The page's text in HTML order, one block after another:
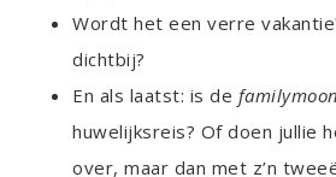
Wordt het een verre
dichtbij?
En als laatst: is de familymoon
huwelijksreis? Of doen jullie
over, maar dan met z’n